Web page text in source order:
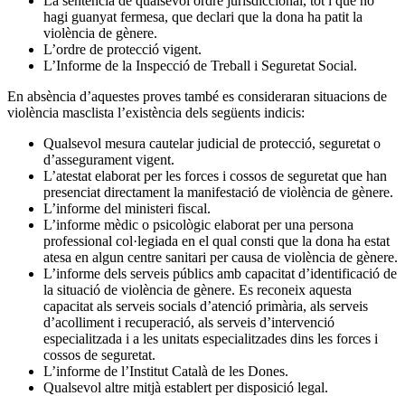
hagi guanyat fermesa, que declari que la dona ha patit la
violència de gènere.
L’ordre de protecció vigent.
L’Informe de la Inspecció de Treball i Seguretat Social.
En absència d’aquestes proves també es consideraran situacions de
violència masclista l’existència dels següents indicis:
Qualsevol mesura cautelar judicial de protecció, seguretat o
d’assegurament vigent.
L’atestat elaborat per les forces i cossos de seguretat que han
presenciat directament la manifestació de violència de gènere.
L’informe del ministeri fiscal.
L’informe mèdic o psicològic elaborat per una persona
professional col·legiada en el qual consti que la dona ha estat
atesa en algun centre sanitari per causa de violència de gènere.
L’informe dels serveis públics amb capacitat d’identificació de
la situació de violència de gènere. Es reconeix aquesta
capacitat als serveis socials d’atenció primària, als serveis
d’acolliment i recuperació, als serveis d’intervenció
especialitzada i a les unitats especialitzades dins les forces i
cossos de seguretat.
L’informe de l’Institut Català de les Dones.
Qualsevol altre mitjà establert per disposició legal.